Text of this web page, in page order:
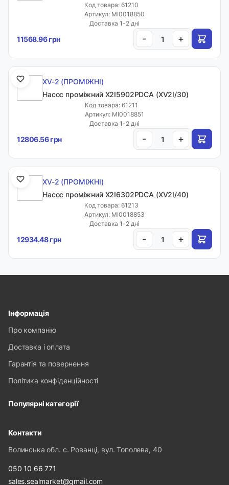
Код товара: 61210
Артикул: MI0018850
Доставка 1-2 дні
11568.96 грн - +
XV-2 (ПРОМІЖНІ)
Насос проміжний X2I5902PDCA (XV2I/30)
Код товара: 61211
Артикул: MI0018851
Доставка 1-2 дні
12806.56 грн - +
XV-2 (ПРОМІЖНІ)
Насос проміжний X2I6302PDCA (XV2I/40)
Код товара: 61213
Артикул: MI0018853
Доставка 1-2 дні
12934.48 грн - +
Інформація
Про компанію
Доставка і оплата
Гарантія та повернення
Політика конфіденційності
Популярні категорії
Контакти
Волинська обл. с. Рованці, вул. Тополева, 40
050 10 66 771
sales.sealmarket@gmail.com